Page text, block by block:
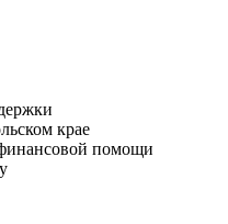
крае
помощи